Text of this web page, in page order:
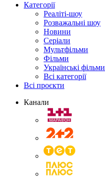
Категорії
Реаліті-шоу
Розважальні шоу
Новини
Серіали
Мультфільми
Фільми
Українські фільми
Всі категорії
Всі проєкти
Канали